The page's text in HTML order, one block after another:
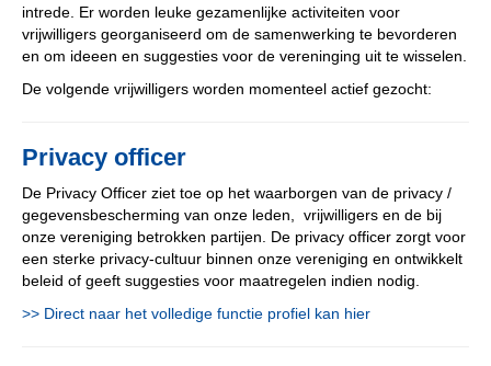
intrede. Er worden leuke gezamenlijke activiteiten voor
vrijwilligers georganiseerd om de samenwerking te bevorderen
en om ideeen en suggesties voor de vereninging uit te wisselen.
De volgende vrijwilligers worden momenteel actief gezocht:
Privacy officer
De Privacy Officer ziet toe op het waarborgen van de privacy /
gegevensbescherming van onze leden, vrijwilligers en de bij
onze vereniging betrokken partijen. De privacy officer zorgt voor
een sterke privacy-cultuur binnen onze vereniging en ontwikkelt
beleid of geeft suggesties voor maatregelen indien nodig.
>> Direct naar het volledige functie profiel kan hier